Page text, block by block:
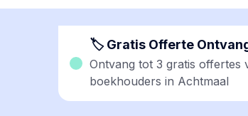
🏷 Gratis Offerte
Ontvang tot 3 gratis offertes
boekhouders in Achtmaal